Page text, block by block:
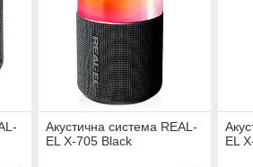
Акустична система REAL-
EL X-705 Black
EL